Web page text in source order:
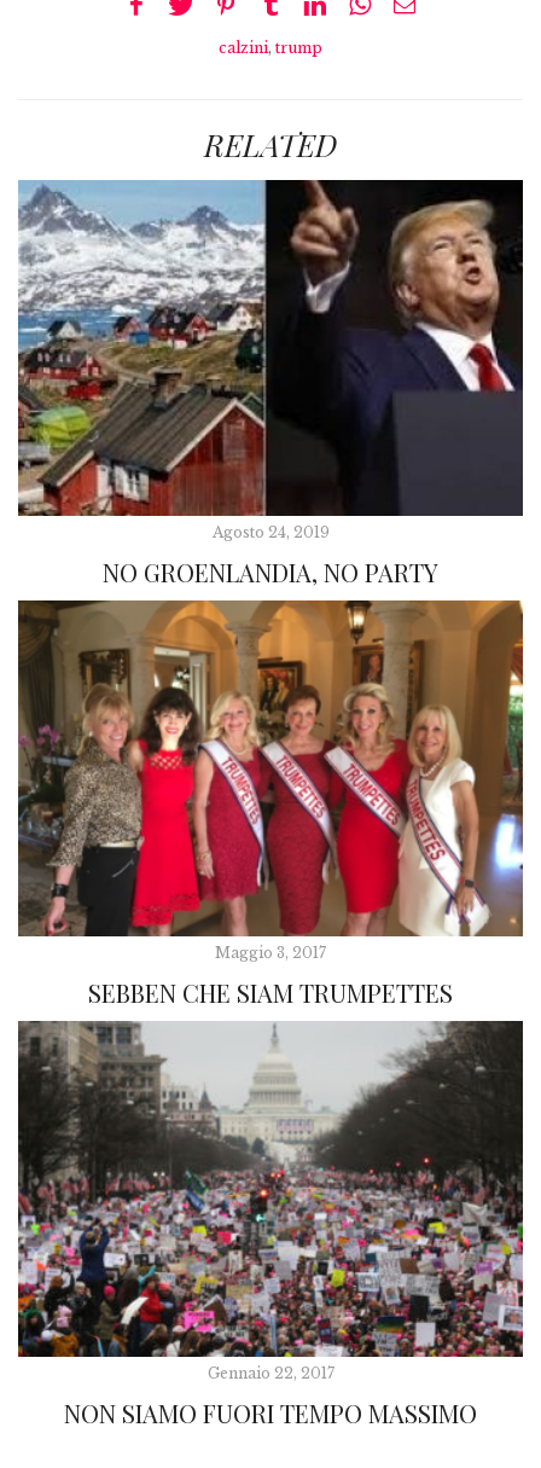
calzini, trump
RELATED
Agosto 24, 2019
NO GROENLANDIA, NO PARTY
Maggio 3, 2017
SEBBEN CHE SIAM TRUMPETTES
Gennaio 22, 2017
NON SIAMO FUORI TEMPO MASSIMO